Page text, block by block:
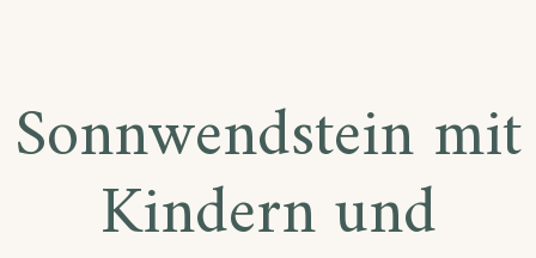
Sonnwendstein mit
Kindern und